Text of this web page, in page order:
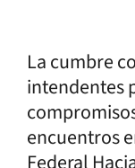
La cumbre
intendentes
encuentros